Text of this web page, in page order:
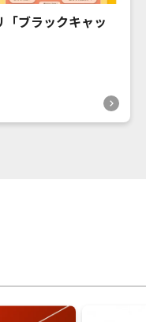
「ブラックキャッ